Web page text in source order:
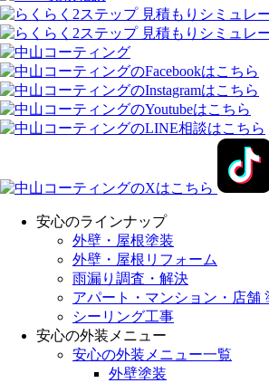
安心のラインナップ
外壁・屋根塗装
外壁・屋根リフォーム
雨漏り調査・解決
アパート・マンション・店舗
シーリング工事
安心の外装メニュー
安心の外装メニュー一覧
外壁塗装